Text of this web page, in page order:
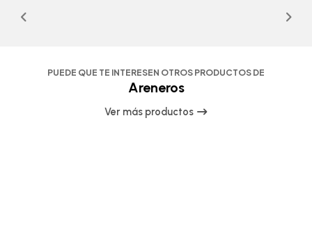
PUEDE QUE TE INTERESEN OTROS PRODUCTOS DE
Areneros
Ver más productos